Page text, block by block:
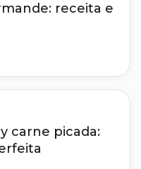
receita e
carne picada: